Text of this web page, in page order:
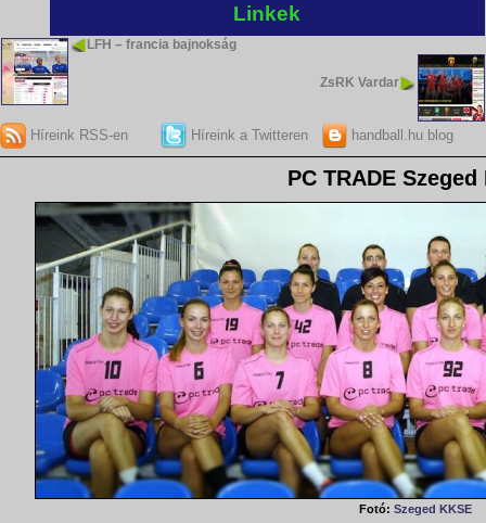
Linkek
LFH – francia bajnokság
ZsRK Vardar
Híreink RSS-en Híreink a Twitteren handball.hu blog
PC TRADE Szeged
Fotó: Szeged KKSE